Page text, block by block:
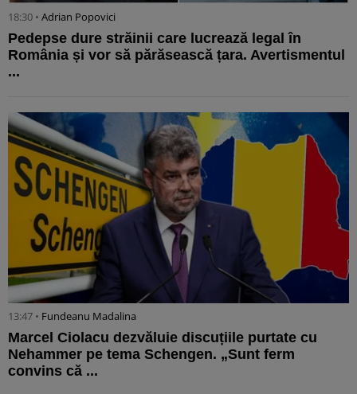
18:30 • Adrian Popovici
Pedepse dure străinii care lucrează legal în
România și vor să părăsească țara. Avertismentul
...
13:47 • Fundeanu Madalina
Marcel Ciolacu dezvăluie discuțiile purtate cu
Nehammer pe tema Schengen. „Sunt ferm
convins că ...